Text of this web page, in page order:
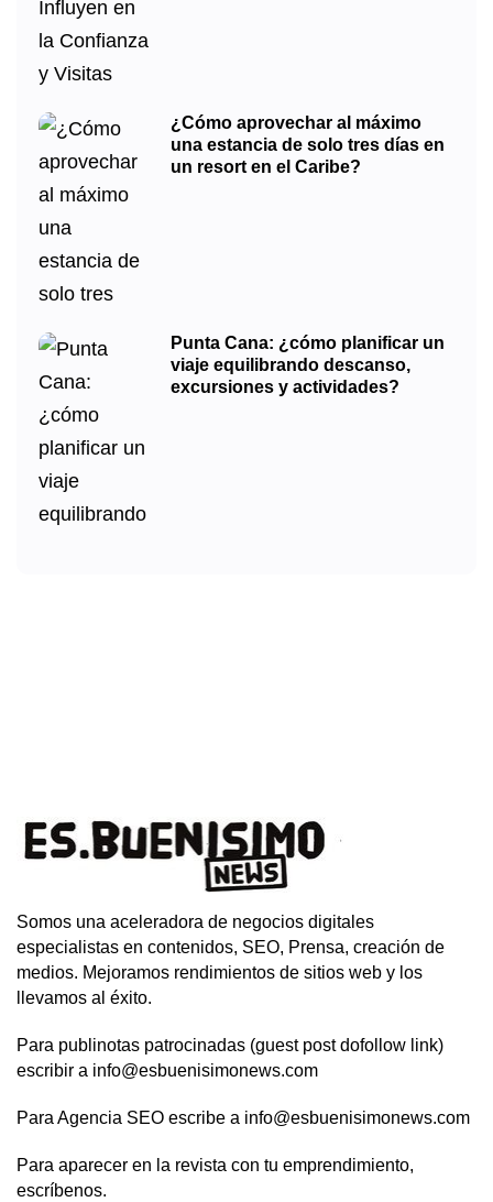
¿Cómo aprovechar al máximo
una estancia de solo tres días en
un resort en el Caribe?
Punta Cana: ¿cómo planificar un
viaje equilibrando descanso,
excursiones y actividades?
Somos una aceleradora de negocios digitales
especialistas en contenidos, SEO, Prensa, creación de
medios. Mejoramos rendimientos de sitios web y los
llevamos al éxito.
Para publinotas patrocinadas (guest post dofollow link)
escribir a info@esbuenisimonews.com
Para Agencia SEO escribe a info@esbuenisimonews.com
Para aparecer en la revista con tu emprendimiento,
escríbenos.